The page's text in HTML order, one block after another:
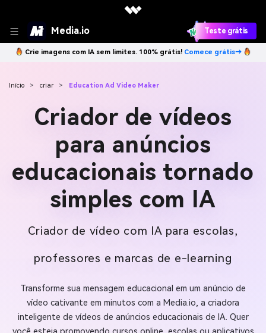
Media.io Teste grátis
Crie imagens com IA sem limites. 100% grátis! Comece grátis→
Início > criar > Education Ad Video Maker
Criador de vídeos
para anúncios
educacionais tornado
simples com IA
Criador de vídeo com IA para escolas,
professores e marcas de e-learning
Transforme sua mensagem educacional em um anúncio de
vídeo cativante em minutos com a Media.io, a criadora
inteligente de vídeos de anúncios educacionais de IA. Quer